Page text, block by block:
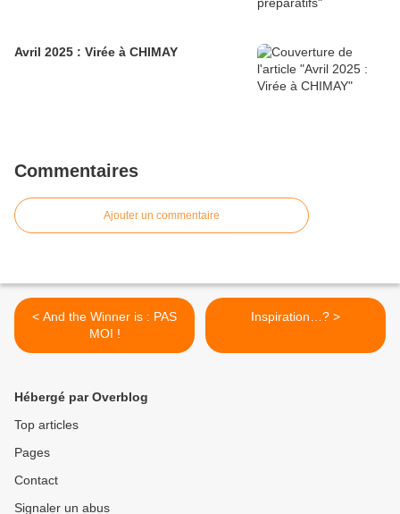
Avril 2025 : Virée à CHIMAY
Commentaires
Ajouter un commentaire
< And the Winner is : PAS
MOI !
Inspiration…? >
Hébergé par Overblog
Top articles
Pages
Contact
Signaler un abus